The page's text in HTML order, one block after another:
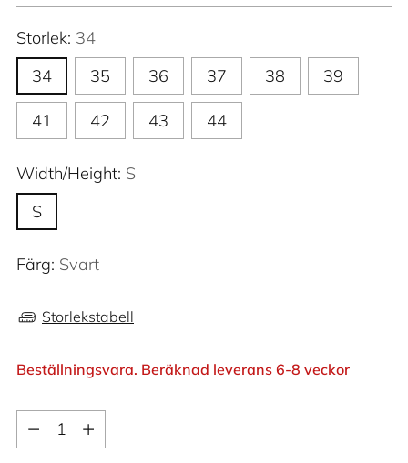
Storlek: 34
34
35 36 37 38 39
41 42 43 44
Width/Height: S
S
Färg: Svart
Storlekstabell
Beställningsvara. Beräknad leverans 6-8 veckor
Kvantitet
Kvantitet